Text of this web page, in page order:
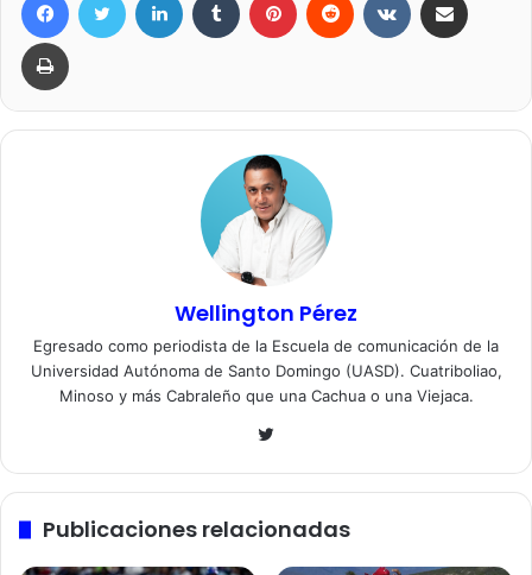
Imprimir
Wellington Pérez
Egresado como periodista de la Escuela de comunicación de la
Universidad Autónoma de Santo Domingo (UASD). Cuatriboliao,
Minoso y más Cabraleño que una Cachua o una Viejaca.
Twitter
Publicaciones relacionadas